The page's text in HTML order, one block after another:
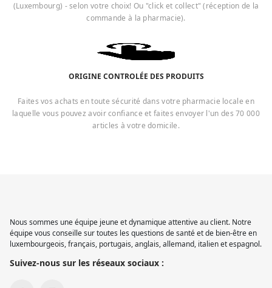
(Luxembourg) - selon votre choix! Ou "click et collect" (réception de la
commande à la pharmacie).
ORIGINE CONTROLÉE DES PRODUITS
Faites vos achats en toute sécurité dans votre pharmacie locale en
laquelle vous pouvez avoir confiance et faites envoyer l'un des 70 000
articles à votre domicile.
Nous sommes une équipe jeune et dynamique attentive au client. Notre
équipe vous conseille sur toutes les questions de santé et de bien-être en
luxembourgeois, français, portugais, anglais, allemand, italien et espagnol.
Suivez-nous sur les réseaux sociaux :